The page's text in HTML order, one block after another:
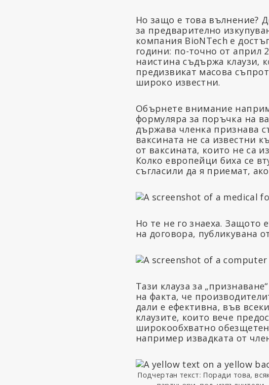
Но защо е това вълнение?
за предварително
компания BioNTech е
години: по-точно от април
наистина съдържа клаузи,
предизвикат масова
широко известни.
Обърнете внимание
формуляра за поръчка на
държава членка признава
ваксината не са известни
от ваксината, които не са
Колко европейци биха се
съгласили да я приемат,
Но те не го знаеха. Защото
на договора, публикувана
Тази клауза за
на факта, че
дали е ефективна, във
клаузите, които вече
широкообхватно
например извадката от
Подчертан текст: Поради това,